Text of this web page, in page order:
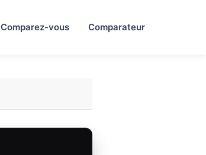
Comparez-vous Comparateur